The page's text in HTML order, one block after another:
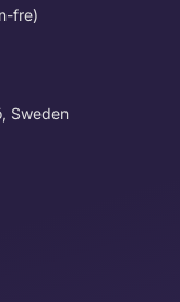
fre)
Sweden